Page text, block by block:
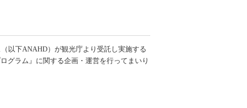
以下ANAHD）が観光庁より受託し実施する
グラム』に関する企画・運営を行ってまいり